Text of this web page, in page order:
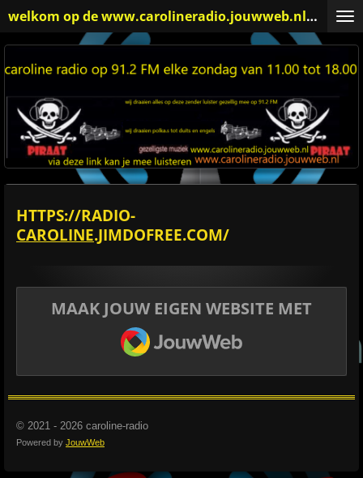
Ga
naar
de
welkom op de www.carolineradio.jouwweb.nl names team van carolineradio
HTTPS://RADIO-
CAROLINE.JIMDOFREE.COM/
MAAK JOUW EIGEN WEBSITE MET
JOUWWEB
© 2021 - 2026 caroline-radio
Powered by JouwWeb